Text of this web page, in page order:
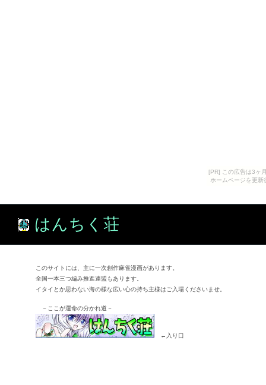
[PR] この広告は3ヶ
ホームページを更
はんちく荘
このサイトには、主に一次創作麻雀漫画があります。
全国一本三つ編み推進連盟もあります。
イタイとか思わない海の様な広い心の持ち主様はご入場くださいませ。
－ここが運命の分かれ道－
←入り口